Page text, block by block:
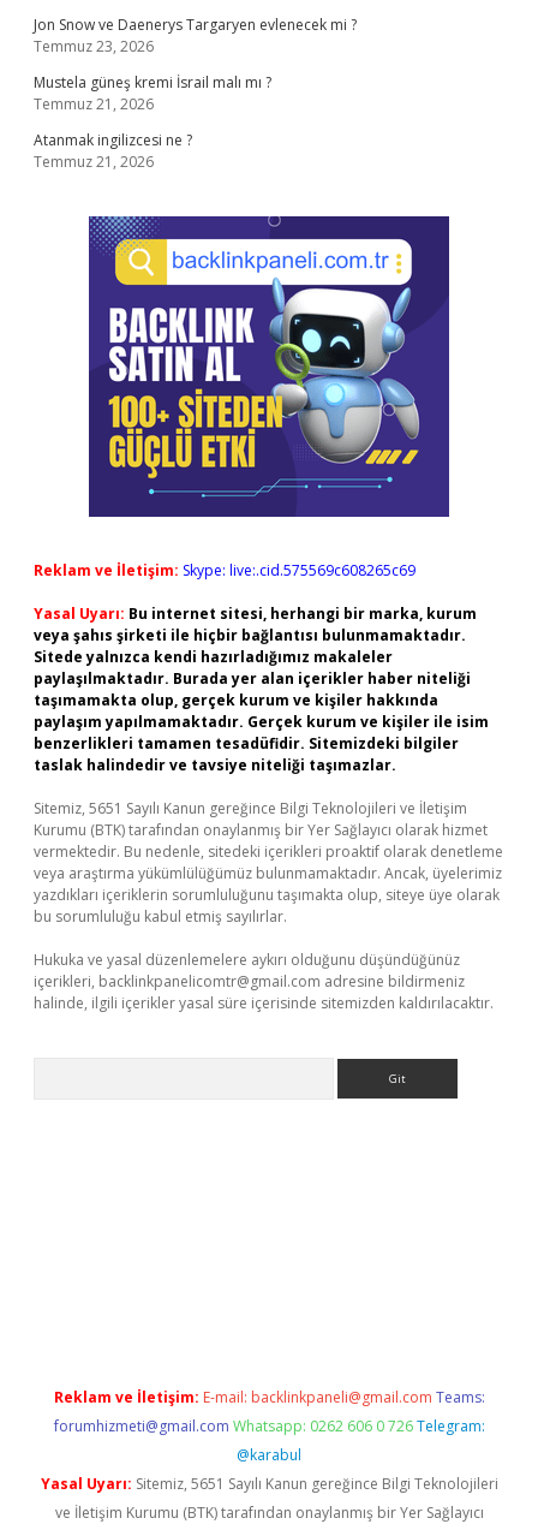
Jon Snow ve Daenerys Targaryen evlenecek mi ?
Temmuz 23, 2026
Mustela güneş kremi İsrail malı mı ?
Temmuz 21, 2026
Atanmak ingilizcesi ne ?
Temmuz 21, 2026
Reklam ve İletişim: Skype: live:.cid.575569c608265c69
Yasal Uyarı: Bu internet sitesi, herhangi bir marka, kurum
veya şahıs şirketi ile hiçbir bağlantısı bulunmamaktadır.
Sitede yalnızca kendi hazırladığımız makaleler
paylaşılmaktadır. Burada yer alan içerikler haber niteliği
taşımamakta olup, gerçek kurum ve kişiler hakkında
paylaşım yapılmamaktadır. Gerçek kurum ve kişiler ile isim
benzerlikleri tamamen tesadüfidir. Sitemizdeki bilgiler
taslak halindedir ve tavsiye niteliği taşımazlar.
Sitemiz, 5651 Sayılı Kanun gereğince Bilgi Teknolojileri ve İletişim
Kurumu (BTK) tarafından onaylanmış bir Yer Sağlayıcı olarak hizmet
vermektedir. Bu nedenle, sitedeki içerikleri proaktif olarak denetleme
veya araştırma yükümlülüğümüz bulunmamaktadır. Ancak, üyelerimiz
yazdıkları içeriklerin sorumluluğunu taşımakta olup, siteye üye olarak
bu sorumluluğu kabul etmiş sayılırlar.
Hukuka ve yasal düzenlemelere aykırı olduğunu düşündüğünüz
içerikleri, backlinkpanelicomtr@gmail.com adresine bildirmeniz
halinde, ilgili içerikler yasal süre içerisinde sitemizden kaldırılacaktır.
Reklam ve İletişim: E-mail: backlinkpaneli@gmail.com Teams:
forumhizmeti@gmail.com Whatsapp: 0262 606 0 726 Telegram:
@karabul
Yasal Uyarı: Sitemiz, 5651 Sayılı Kanun gereğince Bilgi Teknolojileri
ve İletişim Kurumu (BTK) tarafından onaylanmış bir Yer Sağlayıcı